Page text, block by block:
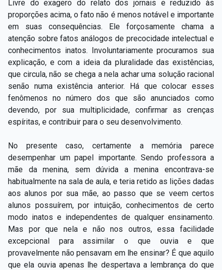
Livre do exagero do relato dos jornais e reduzido às
proporções acima, o fato não é menos notável e importante
em suas consequências. Ele forçosamente chama a
atenção sobre fatos análogos de precocidade intelectual e
conhecimentos inatos. Involuntariamente procuramos sua
explicação, e com a ideia da pluralidade das existências,
que circula, não se chega a nela achar uma solução racional
senão numa existência anterior. Há que colocar esses
fenômenos no número dos que são anunciados como
devendo, por sua multiplicidade, confirmar as crenças
espíritas, e contribuir para o seu desenvolvimento.
No presente caso, certamente a memória parece
desempenhar um papel importante. Sendo professora a
mãe da menina, sem dúvida a menina encontrava-se
habitualmente na sala de aula, e teria retido as lições dadas
aos alunos por sua mãe, ao passo que se veem certos
alunos possuírem, por intuição, conhecimentos de certo
modo inatos e independentes de qualquer ensinamento.
Mas por que nela e não nos outros, essa facilidade
excepcional para assimilar o que ouvia e que
provavelmente não pensavam em lhe ensinar? É que aquilo
que ela ouvia apenas lhe despertava a lembrança do que